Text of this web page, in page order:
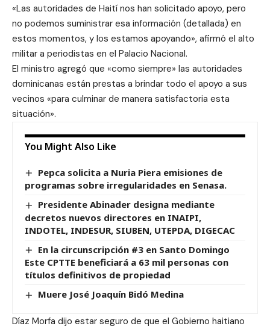
«Las autoridades de Haití nos han solicitado apoyo, pero
no podemos suministrar esa información (detallada) en
estos momentos, y los estamos apoyando», afirmó el alto
militar a periodistas en el Palacio Nacional.
El ministro agregó que «como siempre» las autoridades
dominicanas están prestas a brindar todo el apoyo a sus
vecinos «para culminar de manera satisfactoria esta
situación».
You Might Also Like
Pepca solicita a Nuria Piera emisiones de
programas sobre irregularidades en Senasa.
Presidente Abinader designa mediante
decretos nuevos directores en INAIPI,
INDOTEL, INDESUR, SIUBEN, UTEPDA, DIGECAC
En la circunscripción #3 en Santo Domingo
Este CPTTE beneficiará a 63 mil personas con
títulos definitivos de propiedad
Muere José Joaquín Bidó Medina
Díaz Morfa dijo estar seguro de que el Gobierno haitiano